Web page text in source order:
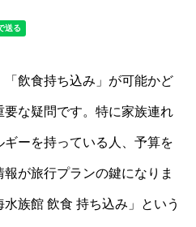
飲食持ち込み」が可能かど
要な疑問です。特に家族連れ
ーを持っている人、予算を
が旅行プランの鍵になりま
族館 飲食 持ち込み」という